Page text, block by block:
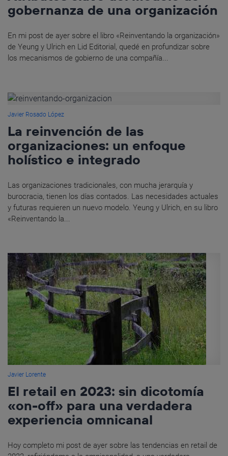
gobernanza de una organización
En mi post de ayer sobre el libro «Reinventando la organización»
de Yeung y Ulrich en Lid Editorial, quedé en profundizar sobre
los mecanismos de gobierno de una compañía...
Javier Rosado López
La reinvención de las
organizaciones: un enfoque
holístico e integrado
Las organizaciones tradicionales, con mucha jerarquía y
burocracia, tienen los días contados. Las necesidades actuales
y futuras requieren un nuevo modelo. Yeung y Ulrich, en su libro
«Reinventando la...
Javier Lorente
El retail en 2023: sin dicotomía
«on-off» para una verdadera
experiencia omnicanal
Hoy completo mi post de ayer sobre las tendencias en retail de